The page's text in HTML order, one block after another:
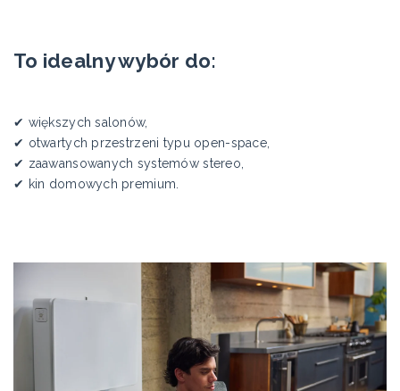
To idealny wybór do:
✔ większych salonów,
✔ otwartych przestrzeni typu open-space,
✔ zaawansowanych systemów stereo,
✔ kin domowych premium.